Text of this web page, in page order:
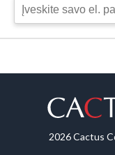
2026 Cactus